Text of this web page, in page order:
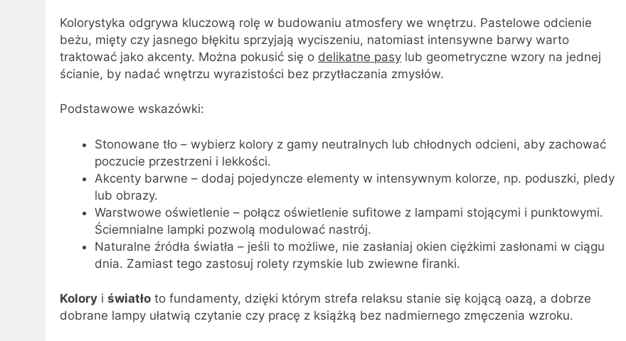
Kolorystyka odgrywa kluczową rolę w budowaniu atmosfery we wnętrzu. Pastelowe odcienie
beżu, mięty czy jasnego błękitu sprzyjają wyciszeniu, natomiast intensywne barwy warto
traktować jako akcenty. Można pokusić się o delikatne pasy lub geometryczne wzory na jednej
ścianie, by nadać wnętrzu wyrazistości bez przytłaczania zmysłów.
Podstawowe wskazówki:
Stonowane tło – wybierz kolory z gamy neutralnych lub chłodnych odcieni, aby zachować
poczucie przestrzeni i lekkości.
Akcenty barwne – dodaj pojedyncze elementy w intensywnym kolorze, np. poduszki, pledy
lub obrazy.
Warstwowe oświetlenie – połącz oświetlenie sufitowe z lampami stojącymi i punktowymi.
Ściemnialne lampki pozwolą modulować nastrój.
Naturalne źródła światła – jeśli to możliwe, nie zasłaniaj okien ciężkimi zasłonami w ciągu
dnia. Zamiast tego zastosuj rolety rzymskie lub zwiewne firanki.
Kolory i światło to fundamenty, dzięki którym strefa relaksu stanie się kojącą oazą, a dobrze
dobrane lampy ułatwią czytanie czy pracę z książką bez nadmiernego zmęczenia wzroku.